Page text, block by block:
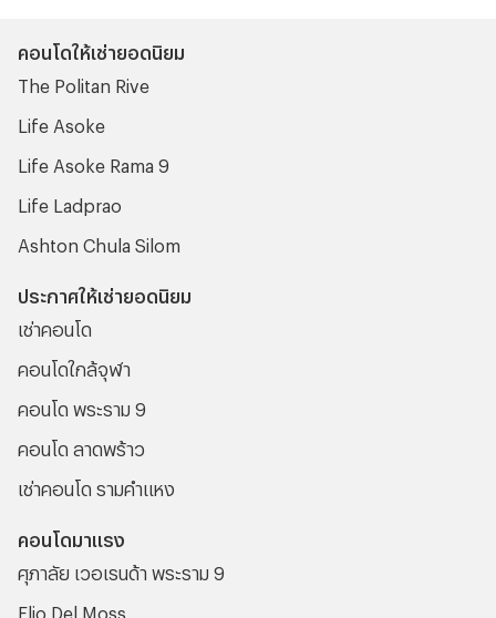
คอนโดให้เช่ายอดนิยม
The Politan Rive
Life Asoke
Life Asoke Rama 9
Life Ladprao
Ashton Chula Silom
ประกาศให้เช่ายอดนิยม
เช่าคอนโด
คอนโดใกล้จุฬา
คอนโด พระราม 9
คอนโด ลาดพร้าว
เช่าคอนโด รามคําแหง
คอนโดมาแรง
ศุภาลัย เวอเรนด้า พระราม 9
Elio Del Moss